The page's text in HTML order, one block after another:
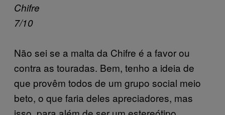
Chifre
7/10
Não sei se a malta da Chifre é a favor ou
contra as touradas. Bem, tenho a ideia de
que provêm todos de um grupo social meio
beto, o que faria deles apreciadores, mas